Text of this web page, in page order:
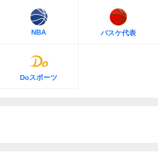
NBA バスケ代表
Doスポーツ